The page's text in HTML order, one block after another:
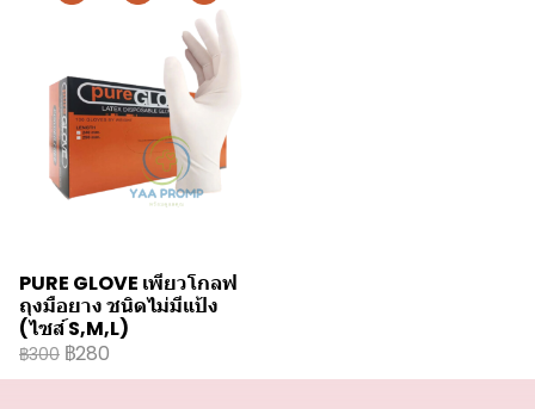
PURE GLOVE เพียวโกลฟ
ถุงมือยาง ชนิดไม่มีแป้ง
(ไซส์ S,M,L)
฿300 ฿280